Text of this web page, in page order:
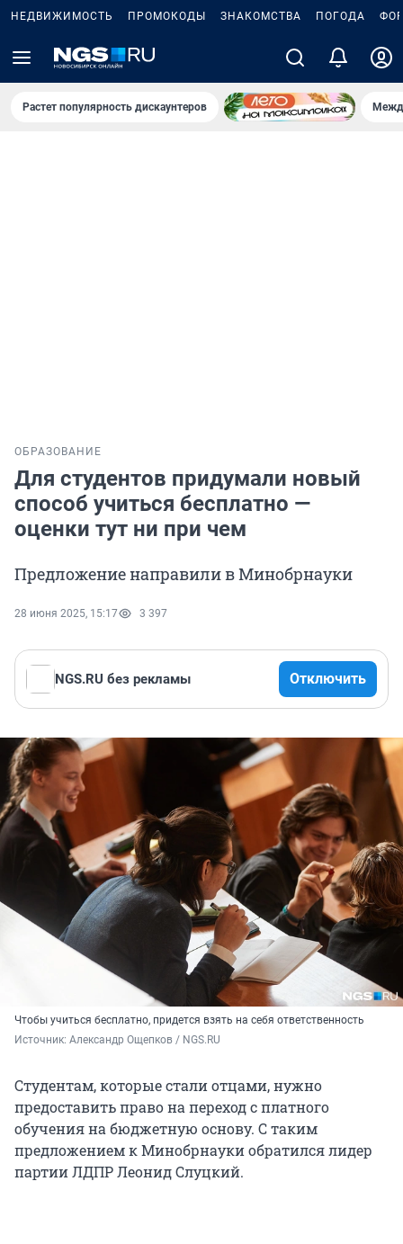
НЕДВИЖИМОСТЬ ПРОМОКОДЫ ЗНАКОМСТВА ПОГОДА
Растет популярность дискаунтеров
ОБРАЗОВАНИЕ
Для студентов придумали новый
способ учиться бесплатно —
оценки тут ни при чем
Предложение направили в Минобрнауки
28 июня 2025, 15:17 3 397
NGS.RU без рекламы Отключить
Чтобы учиться бесплатно, придется взять на себя ответственность
Источник: Александр Ощепков / NGS.RU
Студентам, которые стали отцами, нужно
предоставить право на переход с платного
обучения на бюджетную основу. С таким
предложением к Минобрнауки обратился лидер
партии ЛДПР Леонид Слуцкий.